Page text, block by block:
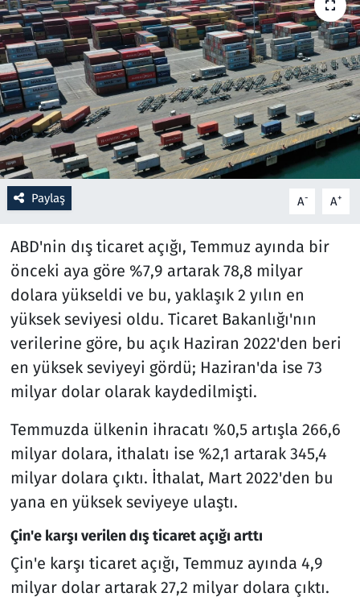
Paylaş A- A+
ABD'nin dış ticaret açığı, Temmuz ayında bir
önceki aya göre %7,9 artarak 78,8 milyar
dolara yükseldi ve bu, yaklaşık 2 yılın en
yüksek seviyesi oldu. Ticaret Bakanlığı'nın
verilerine göre, bu açık Haziran 2022'den beri
en yüksek seviyeyi gördü; Haziran'da ise 73
milyar dolar olarak kaydedilmişti.
Temmuzda ülkenin ihracatı %0,5 artışla 266,6
milyar dolara, ithalatı ise %2,1 artarak 345,4
milyar dolara çıktı. İthalat, Mart 2022'den bu
yana en yüksek seviyeye ulaştı.
Çin'e karşı verilen dış ticaret açığı arttı
Çin'e karşı ticaret açığı, Temmuz ayında 4,9
milyar dolar artarak 27,2 milyar dolara çıktı.
Oyun
Ramazan
Resmi İlanlar
Rüya Tabirleri
Sağlık
Savunma Sanayi
Seçim 2023
Spor
Teknoloji ve Bilim
Televizyon